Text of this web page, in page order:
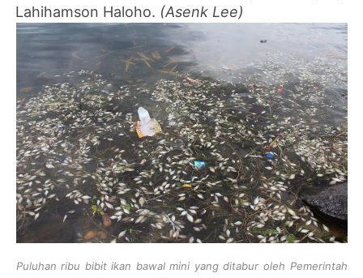
Lahihamson Haloho. (Asenk Lee)
Puluhan ribu bibit ikan bawal mini yang ditabur oleh Pemerintah